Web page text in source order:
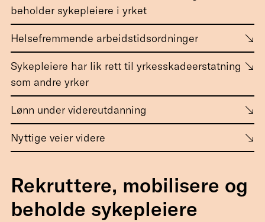
beholder sykepleiere i yrket
Helsefremmende arbeidstidsordninger
Sykepleiere har lik rett til yrkesskadeerstatning
som andre yrker
Lønn under videreutdanning
Nyttige veier videre
Rekruttere, mobilisere og
beholde sykepleiere